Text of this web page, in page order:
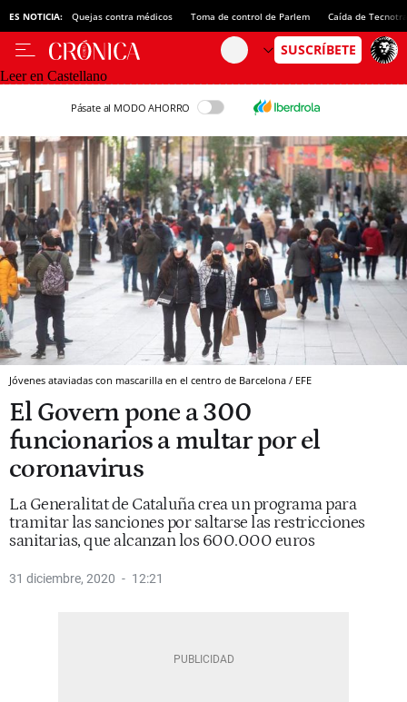
ES NOTICIA: Quejas contra médicos Toma de control de Parlem Caída de
Leer en Castellano
Pásate al MODO AHORRO
Jóvenes ataviadas con mascarilla en el centro de Barcelona / EFE
El Govern pone a 300
funcionarios a multar por el
coronavirus
La Generalitat de Cataluña crea un programa para
tramitar las sanciones por saltarse las restricciones
sanitarias, que alcanzan los 600.000 euros
31 diciembre, 2020 12:21